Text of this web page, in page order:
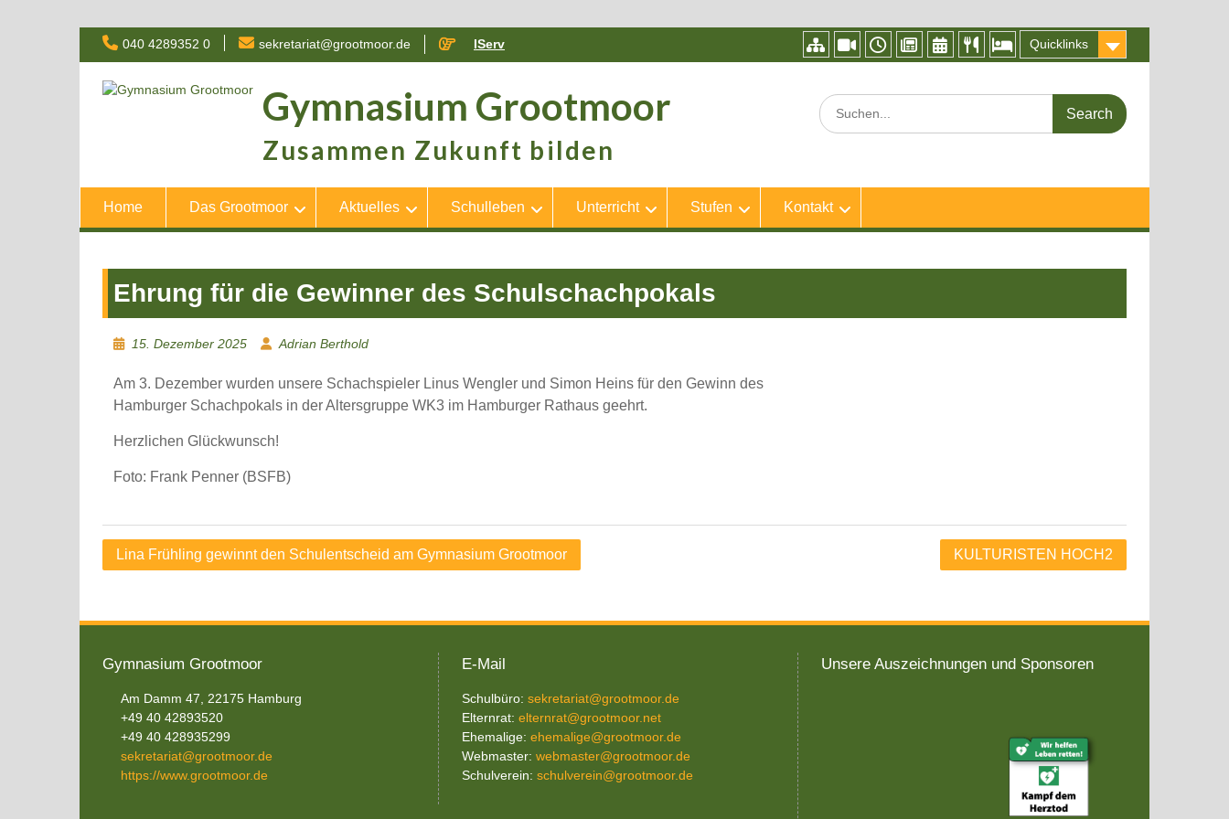
Skip
040 4289352 0 sekretariat@grootmoor.de IServ
Quicklinks
IServVideokonferenz
Vertretungsplan
FrogblogKalenderSpeiseplanAbwesenheitsmeldung
Gymnasium Grootmoor
Zusammen Zukunft bilden
Search
for:
Home Das Grootmoor Aktuelles Schulleben Unterricht Stufen Kontakt
Ehrung für die Gewinner des Schulschachpokals
15. Dezember 2025 Adrian Berthold
Am 3. Dezember wurden unsere Schachspieler Linus Wengler und Simon Heins für den Gewinn des
Hamburger Schachpokals in der Altersgruppe WK3 im Hamburger Rathaus geehrt.
Herzlichen Glückwunsch!
Foto: Frank Penner (BSFB)
Beitragsnavigation
Lina Frühling gewinnt den Schulentscheid am Gymnasium Grootmoor KULTURISTEN HOCH2
Gymnasium Grootmoor
Am Damm 47, 22175 Hamburg
+49 40 42893520
+49 40 428935299
sekretariat@grootmoor.de
https://www.grootmoor.de
E-Mail
Schulbüro:sekretariat@grootmoor.de
Elternrat:elternrat@grootmoor.net
Ehemalige:ehemalige@grootmoor.de
Webmaster:webmaster@grootmoor.de
Schulverein:schulverein@grootmoor.de
Unsere Auszeichnungen und Sponsoren